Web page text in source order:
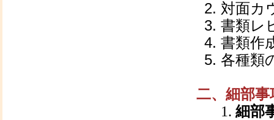
対面カ
書類レ
書類作
各種類
二、細部
1. 細部